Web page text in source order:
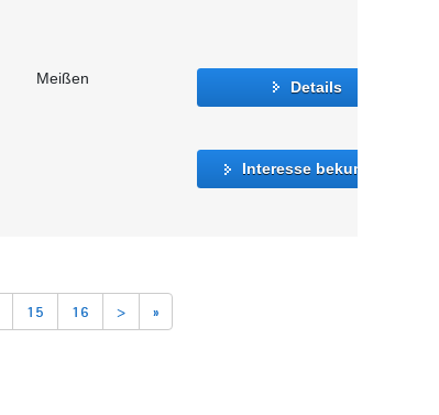
Meißen Details
Interesse bekunden
15 16 > »